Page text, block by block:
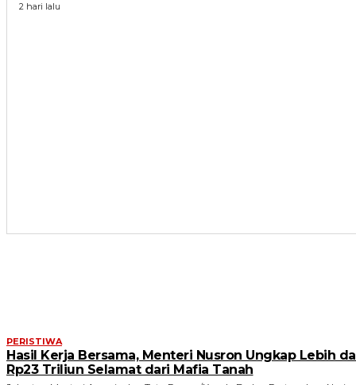
2 hari lalu
PERISTIWA
Hasil Kerja Bersama, Menteri Nusron Ungkap Lebih
Rp23 Triliun Selamat dari Mafia Tanah